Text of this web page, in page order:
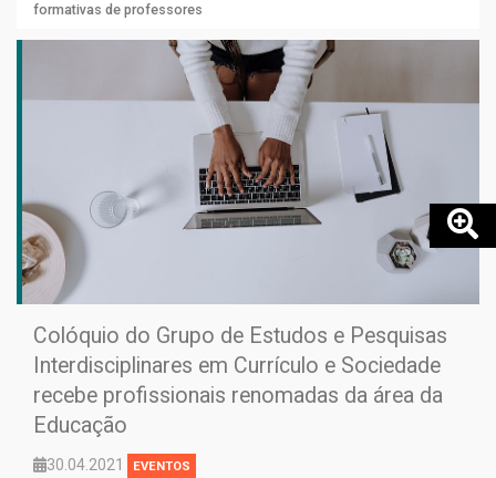
formativas de professores
Colóquio do Grupo de Estudos e Pesquisas
Interdisciplinares em Currículo e Sociedade
recebe profissionais renomadas da área da
Educação
30.04.2021 EVENTOS